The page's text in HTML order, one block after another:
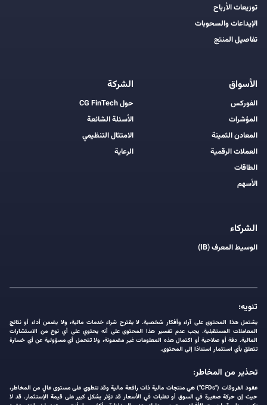
توزيعات الأرباح
الإيداعات والسحوبات
تفاصيل المنتج
الأسواق
الفوركس
المؤشرات
المعادن الثمينة
العملات الرقمية
الطاقات
الأسهم
الشركة
حول CG FinTech
الأسئلة الشائعة
الامتثال التنظيمي
الرعاية
الشركاء
الوسيط المعرف (IB)
تنويه:
يشتمل هذا المحتوى على آراء وأفكار شخصية. لا يقترح شراء خدمات مالية، ولا يضمن أداء أو نتائج
المعاملات المستقبلية. يجب عدم تفسير هذا المحتوى على أنه يحتوي على أي نوع من الاستشارات
المالية. دقة أو صلاحية أو اكتمال هذه المعلومات غير مضمونة، ولا تتحمل أي مسؤولية عن أي خسارة
تتعلق بأي استثمار استنادًا إلى المحتوى.
تحذير من المخاطر:
عقود الفروقات ("CFDs") هي منتجات مالية ذات رافعة مالية وقد تنطوي على مستوى عالٍ من المخاطر،
حيث إن حركة صغيرة في السوق أو تقلبات في الأسعار قد تؤثر بشكل كبير على قيمة الإستثمار. قد لا